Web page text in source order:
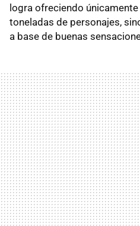
logra ofreciendo
toneladas de personajes,
a base de buenas